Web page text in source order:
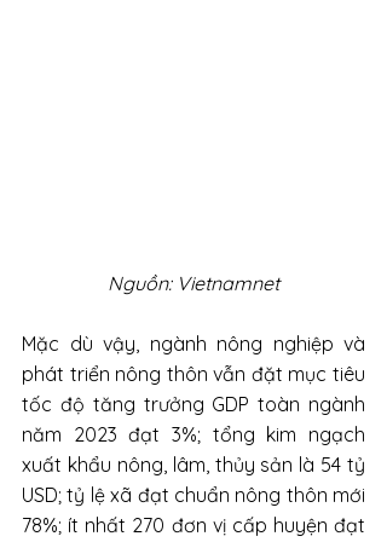
Nguồn: Vietnamnet
Mặc dù vậy, ngành nông nghiệp và
phát triển nông thôn vẫn đặt mục tiêu
tốc độ tăng trưởng GDP toàn ngành
năm 2023 đạt 3%; tổng kim ngạch
xuất khẩu nông, lâm, thủy sản là 54 tỷ
USD; tỷ lệ xã đạt chuẩn nông thôn mới
78%; ít nhất 270 đơn vị cấp huyện đạt